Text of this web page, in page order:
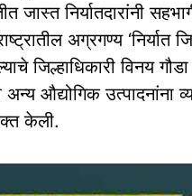
जास्त निर्यातदारांनी
अग्रगण्य
जिल्हाधिकारी विनय गौडा
औद्योगिक उत्पादनांना
केली.